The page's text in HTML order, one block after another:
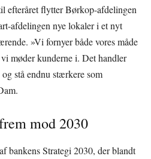
efteråret flytter Børkop-afdelingen
afdelingen nye lokaler i et nyt
»Vi fornyer både vores måde
møder kunderne i. Det handler
stå endnu stærkere som
mod 2030
bankens Strategi 2030, der blandt